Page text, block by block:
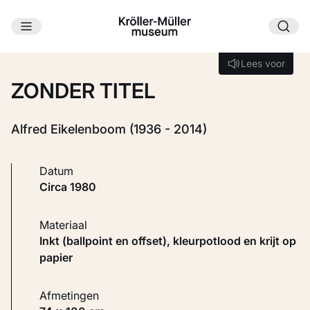
Ga naar hoofdinhoud
Lees voor
Lees voor
ZONDER TITEL
Alfred Eikelenboom (1936 - 2014)
Datum
circa 1980
Materiaal
Inkt (ballpoint en offset), kleurpotlood en krijt op
papier
Afmetingen